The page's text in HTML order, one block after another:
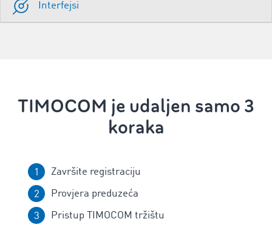
Interfejsi
TIMOCOM je udaljen samo 3
koraka
Završite registraciju
Provjera preduzeća
Pristup TIMOCOM tržištu